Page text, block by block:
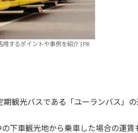
するポイントや事例を紹介 | PR
観光バスである「ユーランバス」
下車観光地から乗車した場合の運賃